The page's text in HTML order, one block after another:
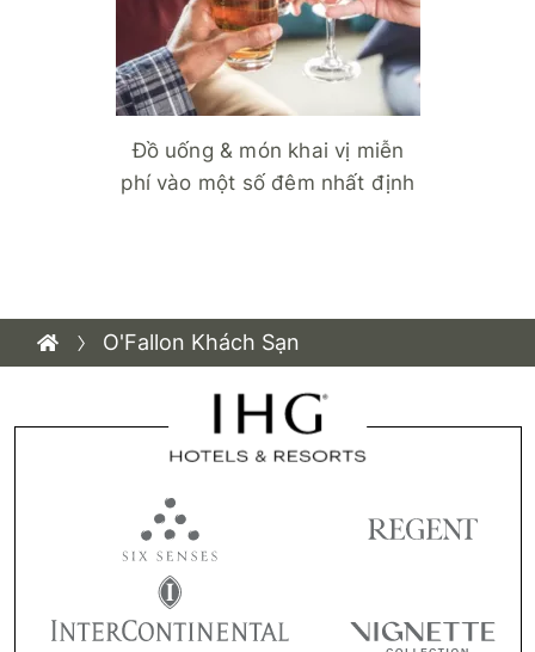
Đồ uống & món khai vị miễn
phí vào một số đêm nhất định
O'Fallon Khách Sạn